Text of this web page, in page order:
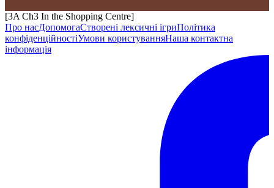
[3A Ch3 In the Shopping Centre]
Про насДопомогаСтворені лексичні ігриПолітика
конфіденційностіУмови користуванняНаша контактна
інформація